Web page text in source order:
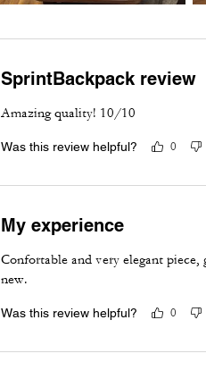
SprintBackpack review
Amazing quality! 10/10
Was this review helpful? 0
My experience
Confortable and very elegant
new.
Was this review helpful? 0